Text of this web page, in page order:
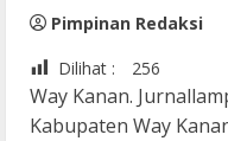
Pimpinan Redaksi
Dilihat :
256
Way Kanan.
Kabupaten Way